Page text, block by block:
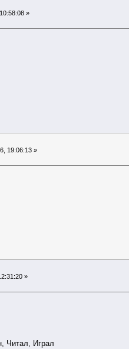
»
19:06:13 »
»
Читал, Играл